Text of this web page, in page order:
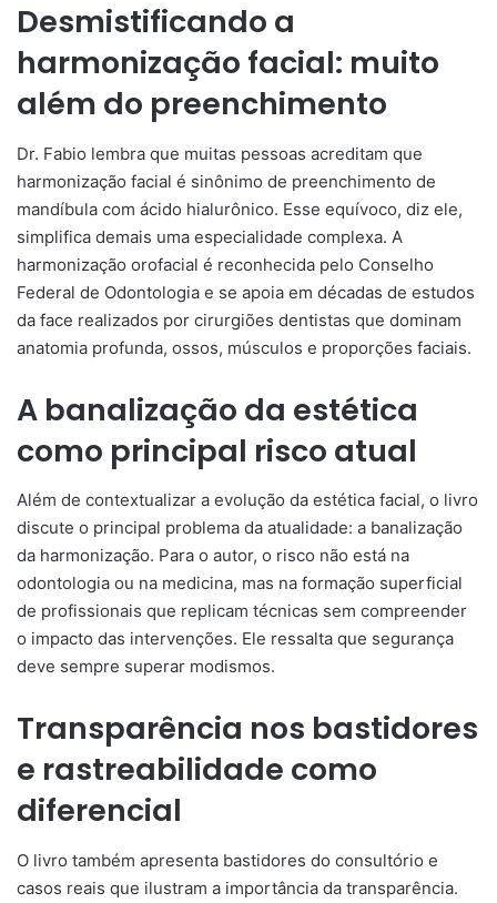
Desmistificando a
harmonização facial: muito
além do preenchimento
Dr. Fabio lembra que muitas pessoas acreditam que
harmonização facial é sinônimo de preenchimento de
mandíbula com ácido hialurônico. Esse equívoco, diz ele,
simplifica demais uma especialidade complexa. A
harmonização orofacial é reconhecida pelo Conselho
Federal de Odontologia e se apoia em décadas de estudos
da face realizados por cirurgiões dentistas que dominam
anatomia profunda, ossos, músculos e proporções faciais.
A banalização da estética
como principal risco atual
Além de contextualizar a evolução da estética facial, o livro
discute o principal problema da atualidade: a banalização
da harmonização. Para o autor, o risco não está na
odontologia ou na medicina, mas na formação superficial
de profissionais que replicam técnicas sem compreender
o impacto das intervenções. Ele ressalta que segurança
deve sempre superar modismos.
Transparência nos bastidores
e rastreabilidade como
diferencial
O livro também apresenta bastidores do consultório e
casos reais que ilustram a importância da transparência.